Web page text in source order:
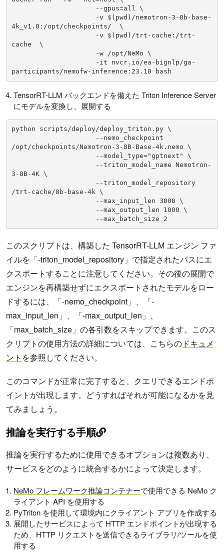
4k_v1.0:/opt/checkpoints/  \
cache  \
participants/nemofw-inference:23.10 bash
TensorRT-LLM バックエンドを備えた Triton Inference Server
にモデルを変換し、展開する
python scripts/deploy/deploy_triton.py \
/opt/checkpoints/Nemotron-3-8B-Base-4k.nemo \
3-8B-4K \
/trt-cache/8b-base-4k \
                     --max_batch_size 2
このスクリプトは、構築した TensorRT-LLM エンジン ファ
イルを「-triton_model_repository」で指定されたパスにエ
クスポートすることに注意してください。その後の展開で
エンジンを再構築せずにエクスポートされたモデルをロー
ドするには、「-nemo_checkpoint」、「-
max_input_len」、「-max_output_len」、
「max_batch_size」の各引数をスキップできます。このス
クリプトの使用方法の詳細については、こちらの ドキュメ
ント を参照してください。
このコマンドが正常に完了すると、クエリできるエンドポ
イントが出現します。どうすればそれが可能になるかを見
てみましょう。
推論を実行する手順
推論を実行するために使用できるオプションは複数あり、
サービスをどのように統合するかによって決定します。
NeMo フレームワーク推論コンテナーで使用できる NeMo ク
ライアント API を使用する
PyTriton を使用して環境内にクライアント アプリを作成する
展開したサービスによって HTTP エンドポイントが出現する
ため、HTTP リクエストを送信できるライブラリ/ツールを使
用する